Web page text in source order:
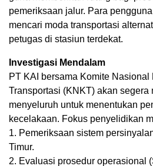
pemeriksaan jalur. Para
mencari moda transportasi
petugas di stasiun terdekat.
Investigasi Mendalam
PT KAI bersama Komite Nasional
Transportasi (KNKT) akan segera
menyeluruh untuk menentukan
kecelakaan. Fokus penyelidikan
1. Pemeriksaan sistem
Timur.
2. Evaluasi prosedur operasional